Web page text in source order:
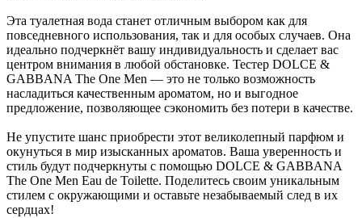
Эта туалетная вода станет отличным выбором как для
повседневного использования, так и для особых случаев. Она
идеально подчеркнёт вашу индивидуальность и сделает вас
центром внимания в любой обстановке. Тестер DOLCE &
GABBANA The One Men — это не только возможность
насладиться качественным ароматом, но и выгодное
предложение, позволяющее сэкономить без потери в качестве.
Не упустите шанс приобрести этот великолепный парфюм и
окунуться в мир изысканных ароматов. Ваша уверенность и
стиль будут подчеркнуты с помощью DOLCE & GABBANA
The One Men Eau de Toilette. Поделитесь своим уникальным
стилем с окружающими и оставьте незабываемый след в их
сердцах!